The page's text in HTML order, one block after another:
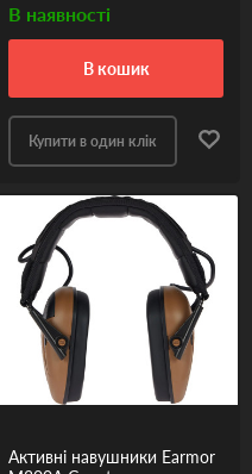
В наявності
в кошик
Купити в один клік
Активні навушники Earmor